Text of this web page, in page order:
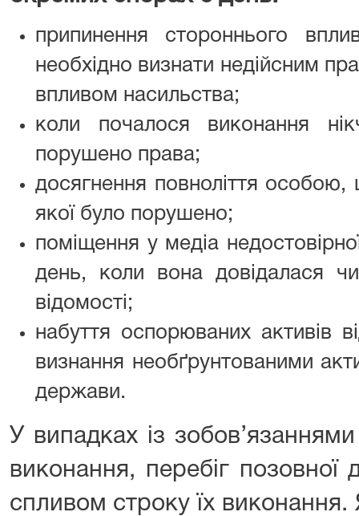
припинення стороннього
необхідно визнати недійсним
впливом насильства;
коли почалося виконання
порушено права;
досягнення повноліття особою,
якої було порушено;
поміщення у медіа
день, коли вона довідалася
відомості;
набуття оспорюваних активів
визнання необґрунтованими
держави.
У випадках із
виконання, перебіг позовної
спливом строку їх